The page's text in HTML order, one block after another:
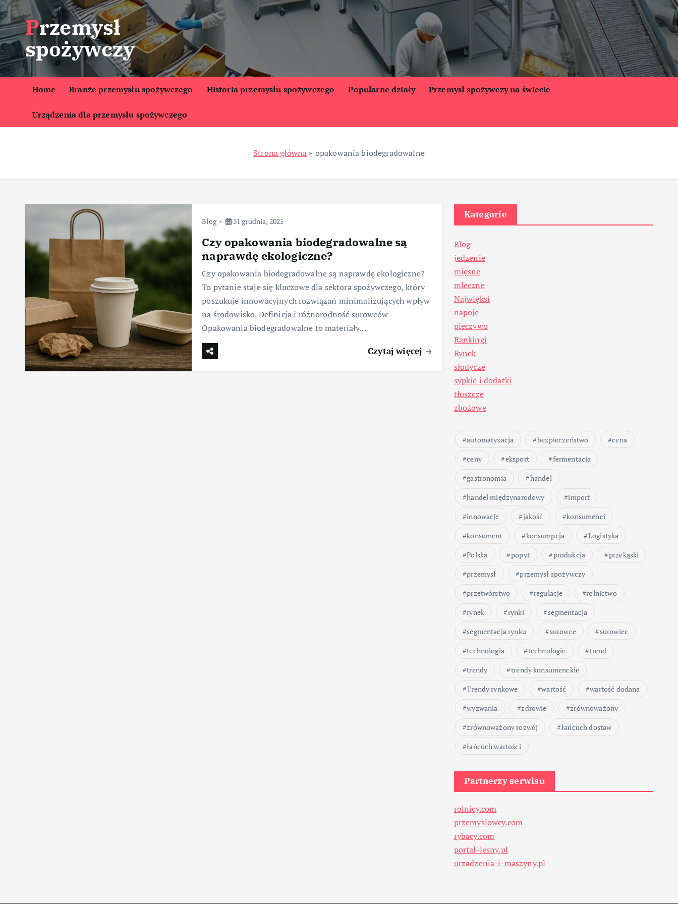
S
k
i
p
t
o
t
Przemysł
spożywczy
Home Branże przemysłu spożywczego Historia przemysłu spożywczego Popularne działy Przemysł spożywczy na świecie
Urządzenia dla przemysłu spożywczego
Strona główna » opakowania biodegradowalne
Blog 31 grudnia, 2025
Czy opakowania biodegradowalne są
naprawdę ekologiczne?
Czy opakowania biodegradowalne są naprawdę ekologiczne?
To pytanie staje się kluczowe dla sektora spożywczego, który
poszukuje innowacyjnych rozwiązań minimalizujących wpływ
na środowisko. Definicja i różnorodność surowców
Opakowania biodegradowalne to materiały…
Czytaj więcej
Kategorie
Blog
jedzenie
mięsne
mleczne
Najwięksi
napoje
pieczywo
Rankingi
Rynek
słodycze
sypkie i dodatki
tłuszcze
zbożowe
automatyzacja bezpieczeństwo
cena
ceny
eksport
fermentacja
gastronomia
handel
handel międzynarodowy
import
innowacje
jakość
konsumenci
konsument
konsumpcja
Logistyka
Polska
popyt produkcja
przekąski
przemysł
przemysł spożywczy
przetwórstwo
regulacje
rolnictwo
rynek
rynki
segmentacja
segmentacja rynku
surowce
surowiec
technologia
technologie
trend
trendy
trendy konsumenckie
Trendy rynkowe
wartość
wartość dodana
wyzwania
zdrowie
zrównoważony
zrównoważony rozwój
łańcuch dostaw
łańcuch wartości
Partnerzy serwisu
rolnicy.com
przemyslowcy.com
rybacy.com
portal-lesny.pl
urzadzenia-i-maszyny.pl